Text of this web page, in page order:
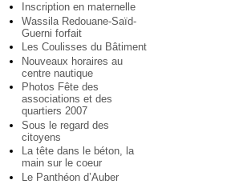
Inscription en maternelle
Wassila Redouane-Saïd-
Guerni forfait
Les Coulisses du Bâtiment
Nouveaux horaires au
centre nautique
Photos Fête des
associations et des
quartiers 2007
Sous le regard des
citoyens
La tête dans le béton, la
main sur le coeur
Le Panthéon d’Auber